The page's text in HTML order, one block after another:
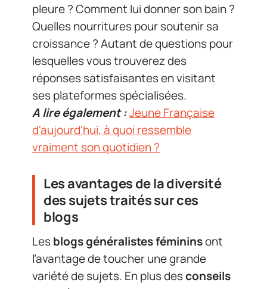
pleure ? Comment lui donner son bain ?
Quelles nourritures pour soutenir sa
croissance ? Autant de questions pour
lesquelles vous trouverez des
réponses satisfaisantes en visitant
ses plateformes spécialisées.
A lire également :Jeune Française
d'aujourd'hui, à quoi ressemble
vraiment son quotidien ?
Les avantages de la diversité
des sujets traités sur ces
blogs
Lesblogs généralistes fémininsont
l’avantage de toucher une grande
variété de sujets. En plus desconseils